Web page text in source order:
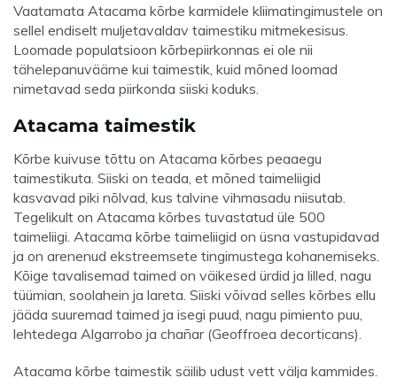
Vaatamata Atacama kõrbe karmidele kliimatingimustele on
sellel endiselt muljetavaldav taimestiku mitmekesisus.
Loomade populatsioon kõrbepiirkonnas ei ole nii
tähelepanuväärne kui taimestik, kuid mõned loomad
nimetavad seda piirkonda siiski koduks.
Atacama taimestik
Kõrbe kuivuse tõttu on Atacama kõrbes peaaegu
taimestikuta. Siiski on teada, et mõned taimeliigid
kasvavad piki nõlvad, kus talvine vihmasadu niisutab.
Tegelikult on Atacama kõrbes tuvastatud üle 500
taimeliigi. Atacama kõrbe taimeliigid on üsna vastupidavad
ja on arenenud ekstreemsete tingimustega kohanemiseks.
Kõige tavalisemad taimed on väikesed ürdid ja lilled, nagu
tüümian, soolahein ja lareta. Siiski võivad selles kõrbes ellu
jääda suuremad taimed ja isegi puud, nagu pimiento puu,
lehtedega Algarrobo ja chañar (Geoffroea decorticans).
Atacama kõrbe taimestik säilib udust vett välja kammides.